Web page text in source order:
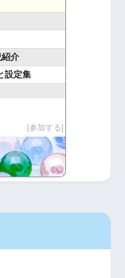
紹介
設定集
・サーガ
参加する